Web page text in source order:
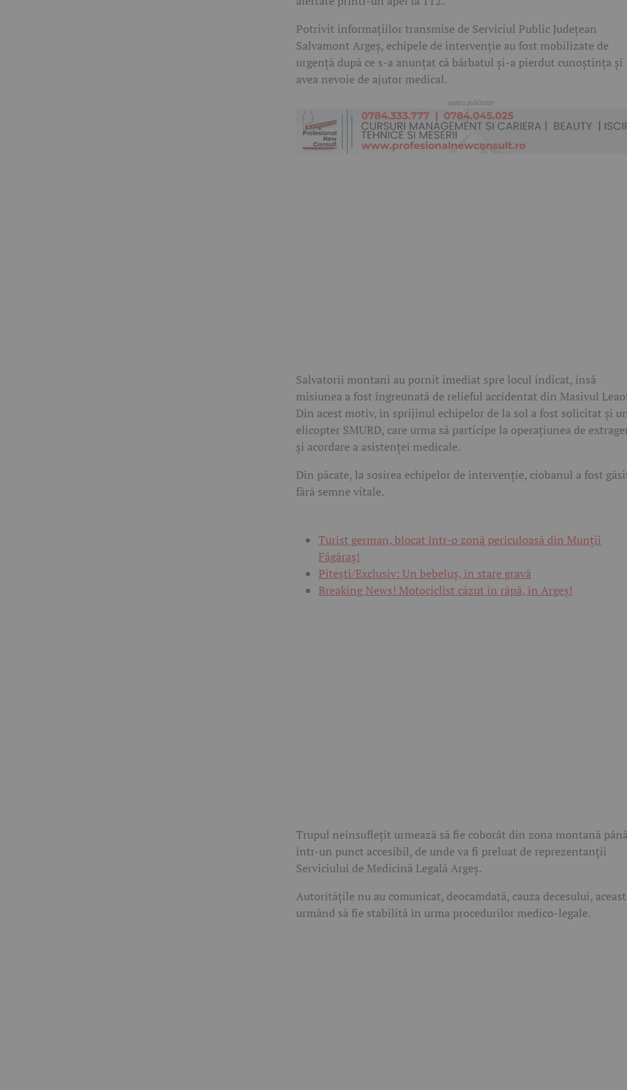
Potrivit informațiilor transmise de Serviciul Public Județean
Salvamont Argeș, echipele de intervenție au fost mobilizate de
urgență după ce s-a anunțat că bărbatul și-a pierdut cunoștința și
avea nevoie de ajutor medical.
Salvatorii montani au pornit imediat spre locul indicat, însă
misiunea a fost îngreunată de relieful accidentat din Masivul
Din acest motiv, în sprijinul echipelor de la sol a fost solicitat și
elicopter SMURD, care urma să participe la operațiunea de
și acordare a asistenței medicale.
Din păcate, la sosirea echipelor de intervenție, ciobanul a fost
fără semne vitale.
Turist german, blocat într-o zonă periculoasă din Munții
Făgăraș!
Pitești/Exclusiv: Un bebeluș, în stare gravă
Breaking News! Motociclist căzut în râpă, în Argeș!
Trupul neînsuflețit urmează să fie coborât din zona montană
într-un punct accesibil, de unde va fi preluat de reprezentanții
Serviciului de Medicină Legală Argeș.
Autoritățile nu au comunicat, deocamdată, cauza decesului,
urmând să fie stabilită în urma procedurilor medico-legale.